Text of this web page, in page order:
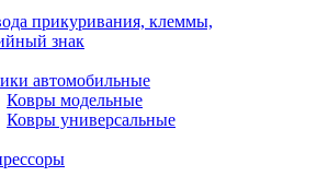
прикуривания, клеммы,
знак
автомобильные
Ковры модельные
Ковры универсальные